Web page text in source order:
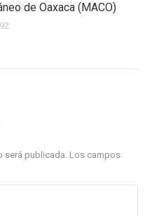
de Oaxaca (MACO)
será publicada. Los campos